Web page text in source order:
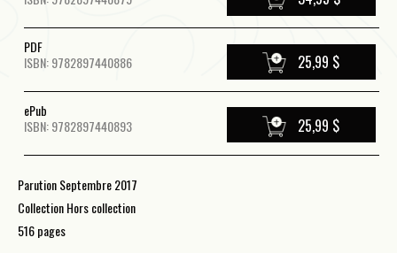
PDF
ISBN: 9782897440886
25,99 $
ePub
ISBN: 9782897440893
25,99 $
Parution Septembre 2017
Collection Hors collection
516 pages